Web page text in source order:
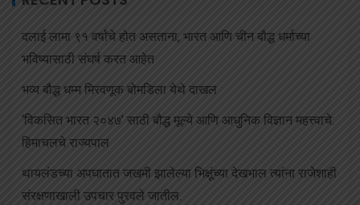
दलाई लामा ९१ वर्षांचे होत असताना, भारत आणि चीन बौद्ध धर्माच्या
भविष्यासाठी संघर्ष करत आहेत
भव्य बौद्ध धम्म मिरवणूक बोमडिला येथे दाखल
‘विकसित भारत २०४७’ साठी बौद्ध मूल्ये आणि आधुनिक विज्ञान महत्त्वाचे:
हिमाचलचे राज्यपाल
थायलंडच्या अपघातात जखमी झालेल्या भिक्षूंच्या देखभाल त्यांना राजेशाही
संरक्षणाखाली उपचार पुरवले जातील.